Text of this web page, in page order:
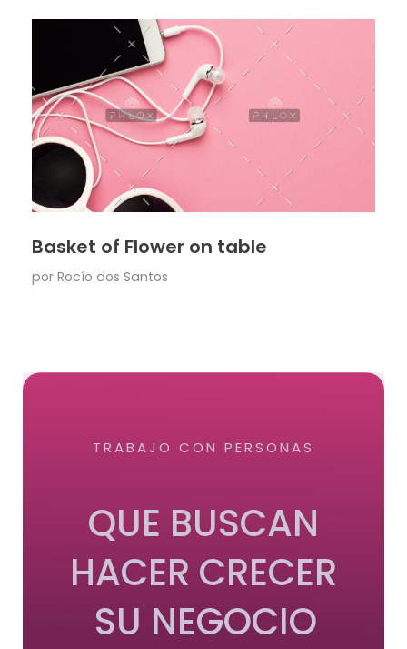
Basket of Flower on table
por Rocío dos Santos
TRABAJO CON PERSONAS
QUE BUSCAN
HACER CRECER
SU NEGOCIO
QUIERO SABER MÁS